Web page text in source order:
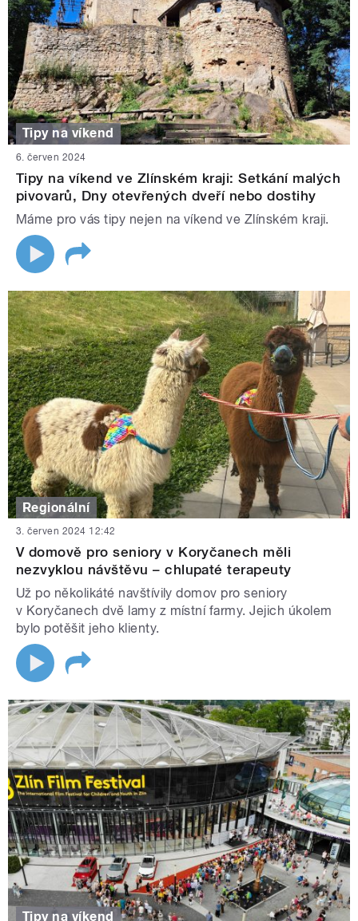
Tipy na víkend
6. červen 2024
Tipy na víkend ve Zlínském kraji: Setkání malých
pivovarů, Dny otevřených dveří nebo dostihy
Máme pro vás tipy nejen na víkend ve Zlínském kraji.
Regionální
3. červen 2024 12:42
V domově pro seniory v Koryčanech měli
nezvyklou návštěvu – chlupaté terapeuty
Už po několikáté navštívily domov pro seniory
v Koryčanech dvě lamy z místní farmy. Jejich úkolem
bylo potěšit jeho klienty.
Tipy na víkend